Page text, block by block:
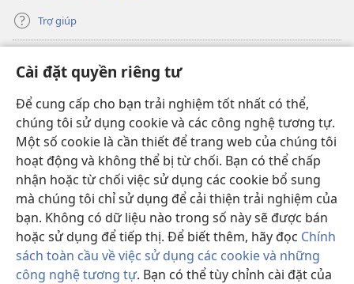
Cài đặt quyền riêng tư
Để cung cấp cho bạn trải nghiệm tốt nhất có thể,
chúng tôi sử dụng cookie và các công nghệ tương tự.
Một số cookie là cần thiết để trang web của chúng tôi
hoạt động và không thể bị từ chối. Bạn có thể chấp
nhận hoặc từ chối việc sử dụng các cookie bổ sung
mà chúng tôi chỉ sử dụng để cải thiện trải nghiệm của
bạn. Không có dữ liệu nào trong số này sẽ được bán
hoặc sử dụng để tiếp thị. Để biết thêm, hãy đọc Chính
sách toàn cầu về việc sử dụng các cookie và những
công nghệ tương tự. Bạn có thể tùy chỉnh cài đặt của
Trợ giúp
(mở
cửa
sổ
mới)
THƯ VIỆN TRỰC TUYẾN Tháp Canh
(mở
cửa
sổ
mới)
JW Hub ®
(mở
cửa
sổ
mới)
JW Library
Thư viện Tháp Canh